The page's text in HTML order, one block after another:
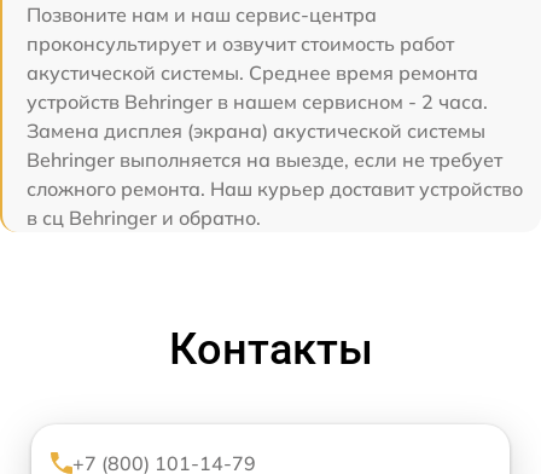
Позвоните нам и наш сервис-центра
проконсультирует и озвучит стоимость работ
акустической системы. Среднее время ремонта
устройств Behringer в нашем сервисном - 2 часа.
Замена дисплея (экрана) акустической системы
Behringer выполняется на выезде, если не требует
сложного ремонта. Наш курьер доставит устройство
в сц Behringer и обратно.
Контакты
+7 (800) 101-14-79